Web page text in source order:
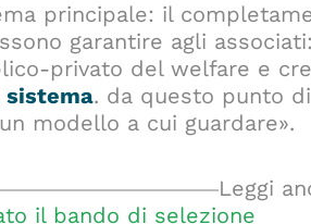
principale: il
garantire agli
privato del welfare e
sistema. da questo punto
modello a cui guardare».
Leggi
il bando di selezione